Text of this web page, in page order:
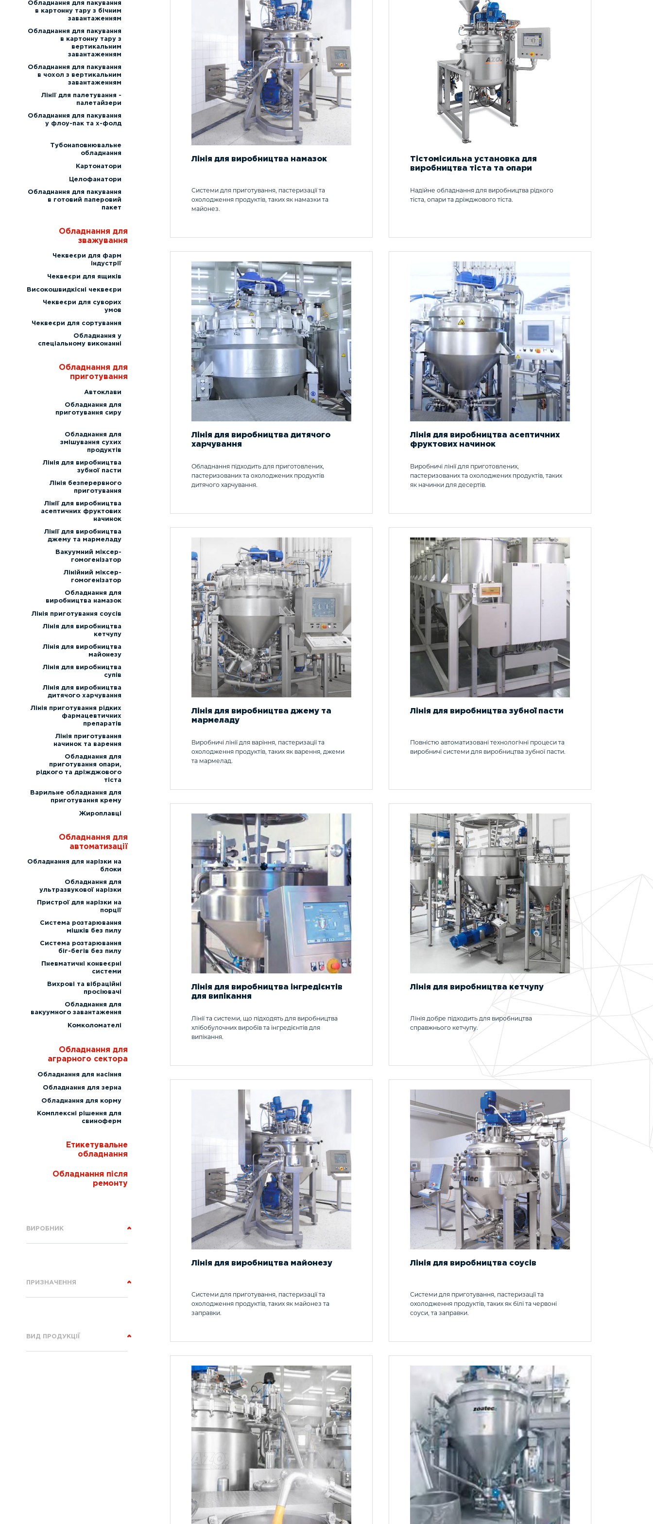
ЕТИКЕТУВАЛЬНЕ
ОБЛАДНАННЯ
ОБЛАДНАННЯ ПІСЛЯ РЕМОНТУ
Сипучі напої
Закуски (снеки)
Заморожені
продукти
Кабельно-
провідникова
продукція
Косметичні товари
Обладнання для пакування
в картонну тару з бічним
завантаженням
Обладнання для пакування
в картонну тару з
вертикальним
завантаженням
Обладнання для пакування
в чохол з вертикальним
завантаженням
Лінії для палетування -
палетайзери
Обладнання для пакування
у флоу-пак та х-фолд
Тубонаповнювальне
обладнання
Картонатори
Целофанатори
Обладнання для пакування
в готовий паперовий
пакет
Обладнання для
зважування
Чеквеєри для фарм
індустрії
Чеквеєри для ящиків
Високошвидкісні чеквеєри
Чеквеєри для суворих
умов
Чеквеєри для сортування
Обладнання у
спеціальному виконанні
Обладнання для
приготування
Автоклави
Обладнання для
приготування сиру
Обладнання для
змішування сухих
продуктів
Лінія для виробництва
зубної пасти
Лінія безперервного
приготування
Лінії для виробництва
асептичних фруктових
начинок
Лінії для виробництва
джему та мармеладу
Вакуумний міксер-
гомогенізатор
Лінійний міксер-
гомогенізатор
Обладнання для
виробництва намазок
Лінія приготування соусів
Лінія для виробництва
кетчупу
Лінія для виробництва
майонезу
Лінія для виробництва
супів
Лінія для виробництва
дитячого харчування
Лінія приготування рідких
фармацевтичних
препаратів
Лінія приготування
начинок та варення
Обладнання для
приготування опари,
рідкого та дріжджового
тіста
Варильне обладнання для
приготування крему
Жироплавці
Обладнання для
автоматизації
Обладнання для нарізки на
блоки
Обладнання для
ультразвукової нарізки
Пристрої для нарізки на
порції
Система розтарювання
мішків без пилу
Система розтарювання
біг-бегів без пилу
Пневматичні конвеєрні
системи
Вихрові та вібраційні
просіювачі
Обладнання для
вакуумного завантаження
Комколомателі
Обладнання для
аграрного сектора
Обладнання для насіння
Обладнання для зерна
Обладнання для корму
Комплексні рішення для
свиноферм
Етикетувальне
обладнання
Обладнання після
ремонту
ВИРОБНИК
ПРИЗНАЧЕННЯ
ВИД ПРОДУКЦІЇ
Лінія для виробництва намазок
Системи для приготування, пастеризації та
охолодження продуктів, таких як намазки та
майонез.
Тістомісильна установка для
виробництва тіста та опари
Надійне обладнання для виробництва рідкого
тіста, опари та дріжджового тіста.
Лінія для виробництва дитячого
харчування
Обладнання підходить для приготовлених,
пастеризованих та охолоджених продуктів
дитячого харчування.
Лінія для виробництва асептичних
фруктових начинок
Виробничі лінії для приготовлених,
пастеризованих та охолоджених продуктів, таких
як начинки для десертів.
Лінія для виробництва джему та
мармеладу
Виробничі лінії для варіння, пастеризації та
охолодження продуктів, таких як варення, джеми
та мармелад.
Лінія для виробництва зубної пасти
Повністю автоматизовані технологічні процеси та
виробничі системи для виробництва зубної пасти.
Лінія для виробництва інгредієнтів
для випікання
Лінії та системи, що підходять для виробництва
хлібобулочних виробів та інгредієнтів для
випікання.
Лінія для виробництва кетчупу
Лінія добре підходить для виробництва
справжнього кетчупу.
Лінія для виробництва майонезу
Системи для приготування, пастеризації та
охолодження продуктів, таких як майонез та
заправки.
Лінія для виробництва соусів
Системи для приготування, пастеризації та
охолодження продуктів, таких як білі та червоні
соуси, та заправки.